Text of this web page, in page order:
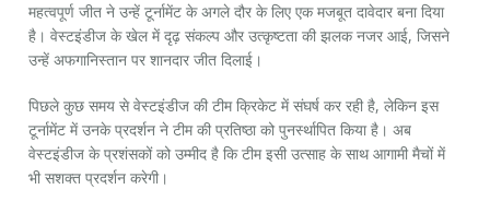
महत्वपूर्ण जीत ने उन्हें टूर्नामेंट के अगले दौर के लिए एक मजबूत दावेदार बना दिया
है। वेस्टइंडीज के खेल में दृढ़ संकल्प और उत्कृष्टता की झलक नजर आई, जिसने
उन्हें अफगानिस्तान पर शानदार जीत दिलाई।
पिछले कुछ समय से वेस्टइंडीज की टीम क्रिकेट में संघर्ष कर रही है, लेकिन इस
टूर्नामेंट में उनके प्रदर्शन ने टीम की प्रतिष्ठा को पुनर्स्थापित किया है। अब
वेस्टइंडीज के प्रशंसकों को उम्मीद है कि टीम इसी उत्साह के साथ आगामी मैचों में
भी सशक्त प्रदर्शन करेगी।